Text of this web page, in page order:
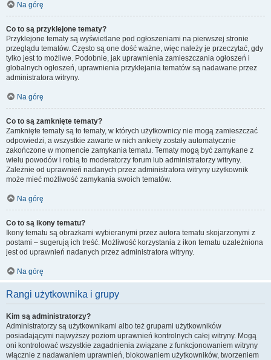
Na górę
Co to są przyklejone tematy?
Przyklejone tematy są wyświetlane pod ogłoszeniami na pierwszej stronie
przeglądu tematów. Często są one dość ważne, więc należy je przeczytać, gdy
tylko jest to możliwe. Podobnie, jak uprawnienia zamieszczania ogłoszeń i
globalnych ogłoszeń, uprawnienia przyklejania tematów są nadawane przez
administratora witryny.
Na górę
Co to są zamknięte tematy?
Zamknięte tematy są to tematy, w których użytkownicy nie mogą zamieszczać
odpowiedzi, a wszystkie zawarte w nich ankiety zostały automatycznie
zakończone w momencie zamykania tematu. Tematy mogą być zamykane z
wielu powodów i robią to moderatorzy forum lub administratorzy witryny.
Zależnie od uprawnień nadanych przez administratora witryny użytkownik
może mieć możliwość zamykania swoich tematów.
Na górę
Co to są ikony tematu?
Ikony tematu są obrazkami wybieranymi przez autora tematu skojarzonymi z
postami – sugerują ich treść. Możliwość korzystania z ikon tematu uzależniona
jest od uprawnień nadanych przez administratora witryny.
Na górę
Rangi użytkownika i grupy
Kim są administratorzy?
Administratorzy są użytkownikami albo też grupami użytkowników
posiadającymi najwyższy poziom uprawnień kontrolnych całej witryny. Mogą
oni kontrolować wszystkie zagadnienia związane z funkcjonowaniem witryny
włącznie z nadawaniem uprawnień, blokowaniem użytkowników, tworzeniem